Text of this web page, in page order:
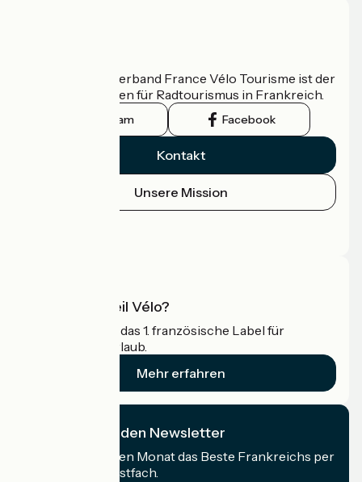
Der nationale Verband France Vélo Tourisme ist der
offizielle Leitfaden für Radtourismus in Frankreich.
Instagram Facebook
Kontakt
Unsere Mission
Was ist Accueil Vélo?
Accueil Vélo ist das 1. französische Label für
Radfahrer im Urlaub.
Mehr erfahren
Ich abonniere den Newsletter
Erhalten Sie jeden Monat das Beste Frankreichs per
Rad in Ihrem Postfach.